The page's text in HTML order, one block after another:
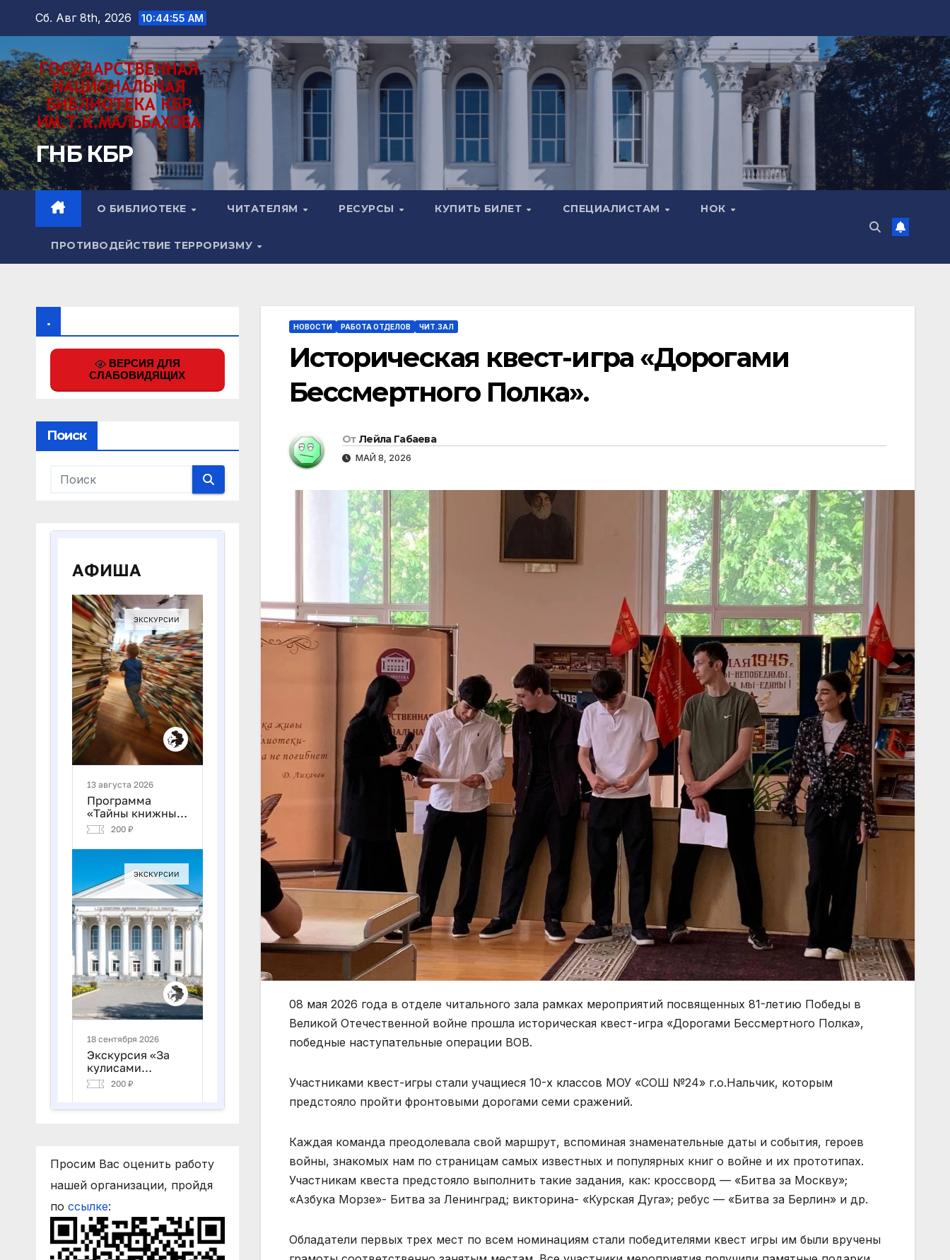
Перейти
содержимому
Сб. Авг 8th, 2026 10:44:57 AM
ГНБ КБР
О БИБЛИОТЕКЕ ЧИТАТЕЛЯМ РЕСУРСЫ КУПИТЬ БИЛЕТ СПЕЦИАЛИСТАМ НОК
ПРОТИВОДЕЙСТВИЕ ТЕРРОРИЗМУ
.
ВЕРСИЯ ДЛЯ
СЛАБОВИДЯЩИХ
Поиск
Просим Вас оценить работу
нашей организации, пройдя
по ссылке:
НОВОСТИ РАБОТА ОТДЕЛОВ ЧИТ.ЗАЛ
Историческая квест-игра «Дорогами
Бессмертного Полка».
От Лейла Габаева
МАЙ 8, 2026
08 мая 2026 года в отделе читального зала рамках мероприятий посвященных 81-летию Победы в
Великой Отечественной войне прошла историческая квест-игра «Дорогами Бессмертного Полка»,
победные наступательные операции ВОВ.
Участниками квест-игры стали учащиеся 10-х классов МОУ «СОШ №24» г.о.Нальчик, которым
предстояло пройти фронтовыми дорогами семи сражений.
Каждая команда преодолевала свой маршрут, вспоминая знаменательные даты и события, героев
войны, знакомых нам по страницам самых известных и популярных книг о войне и их прототипах.
Участникам квеста предстояло выполнить такие задания, как: кроссворд — «Битва за Москву»;
«Азбука Морзе»- Битва за Ленинград; викторина- «Курская Дуга»; ребус — «Битва за Берлин» и др.
Обладатели первых трех мест по всем номинациям стали победителями квест игры им были вручены